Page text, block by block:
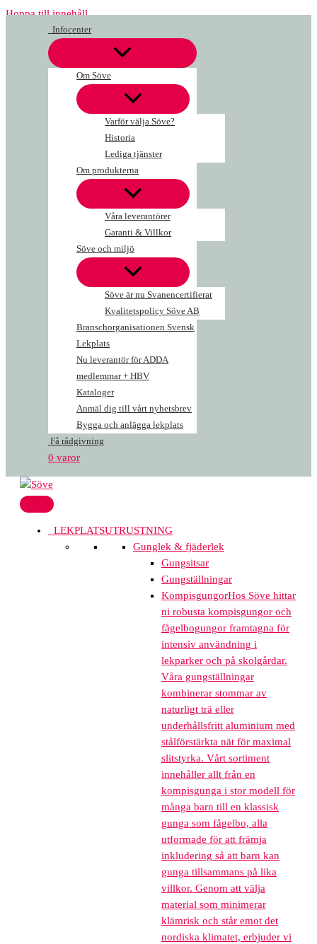
Hoppa till innehåll
Infocenter
Om Söve
Varför välja Söve?
Historia
Lediga tjänster
Om produkterna
Våra leverantörer
Garanti & Villkor
Söve och miljö
Söve är nu Svanencertifierat
Kvalitetspolicy Söve AB
Branschorganisationen Svensk
Lekplats
Nu leverantör för ADDA
medlemmar + HBV
Kataloger
Anmäl dig till vårt nyhetsbrev
Bygga och anlägga lekplats
Få rådgivning
0 varor
LEKPLATSUTRUSTNING
Gunglek & fjäderlek
Gungsitsar
Gungställningar
KompisgungorHos Söve hittar
ni robusta kompisgungor och
fågelbogungor framtagna för
intensiv användning i
lekparker och på skolgårdar.
Våra gungställningar
kombinerar stommar av
naturligt trä eller
underhållsfritt aluminium med
stålförstärkta nät för maximal
slitstyrka. Vårt sortiment
innehåller allt från en
kompisgunga i stor modell för
många barn till en klassisk
gunga som fågelbo, alla
utformade för att främja
inkludering så att barn kan
gunga tillsammans på lika
villkor. Genom att välja
material som minimerar
klämrisk och står emot det
nordiska klimatet, erbjuder vi